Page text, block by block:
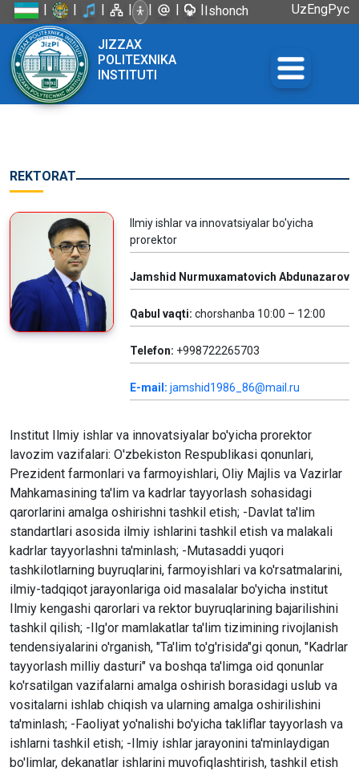
| | | | | | |Ishonch
UzEngРус
JIZZAX
POLITEXNIKA
INSTITUTI
REKTORAT
Ilmiy ishlar va innovatsiyalar bo'yicha
prorektor
Jamshid Nurmuxamatovich Abdunazarov
Qabul vaqti: chorshanba 10:00 – 12:00
Telefon: +998722265703
E-mail: jamshid1986_86@mail.ru
Institut Ilmiy ishlar va innovatsiyalar bo'yicha prorektor
lavozim vazifalari: O'zbekiston Respublikasi qonunlari,
Prezident farmonlari va farmoyishlari, Oliy Majlis va Vazirlar
Mahkamasining ta'lim va kadrlar tayyorlash sohasidagi
qarorlarini amalga oshirishni tashkil etish; -Davlat ta'lim
standartlari asosida ilmiy ishlarini tashkil etish va malakali
kadrlar tayyorlashni ta'minlash; -Mutasaddi yuqori
tashkilotlarning buyruqlarini, farmoyishlari va ko'rsatmalarini,
ilmiy-tadqiqot jarayonlariga oid masalalar bo'yicha institut
Ilmiy kengashi qarorlari va rektor buyruqlarining bajarilishini
tashkil qilish; -Ilg'or mamlakatlar ta'lim tizimining rivojlanish
tendensiyalarini o'rganish, "Ta'lim to'g'risida"gi qonun, "Kadrlar
tayyorlash milliy dasturi" va boshqa ta'limga oid qonunlar
ko'rsatilgan vazifalarni amalga oshirish borasidagi uslub va
vositalarni ishlab chiqish va ularning amalga oshirilishini
ta'minlash; -Faoliyat yo'nalishi bo'yicha takliflar tayyorlash va
ishlarni tashkil etish; -Ilmiy ishlar jarayonini ta'minlaydigan
bo'limlar, dekanatlar ishlarini muvofiqlashtirish, tashkil etish